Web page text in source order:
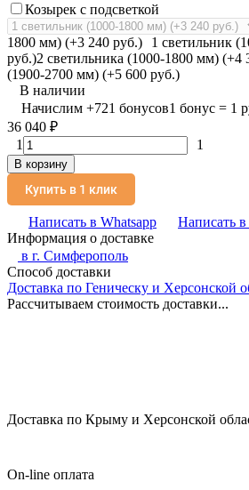
Козырек с подсветкой
1800 мм) (+3 240 руб.)
1 светильник
руб.)2 светильника (1000-1800 мм) (+4
(1900-2700 мм) (+5 600 руб.)
В наличии
Начислим +721 бонусов1 бонус = 1
36 040 ₽
1
1
В корзину
Купить в 1 клик
Написать в Whatsapp
Написать в
Информация о доставке
в г. Симферополь
Способ доставки
Доставка по Геническу и Херсонской
Рассчитываем стоимость доставки...
Доставка по Крыму и Херсонской
On-line оплата